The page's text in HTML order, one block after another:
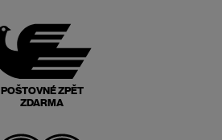
POŠTOVNÉ ZPĚT
ZDARMA